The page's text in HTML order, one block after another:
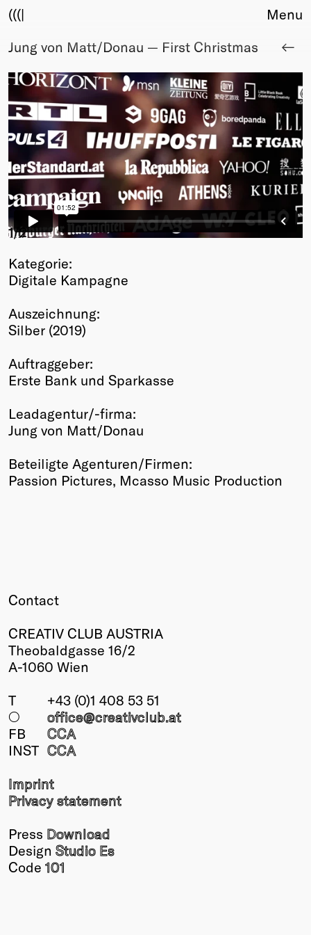
(((|
About
Award
Sponsors
Fair Work
TBD
Events
Upcoming
Past
Membership
Members
Young Creatives
Winners
Past
Annual
Menu
Jung von Matt/Donau — First Christmas
1/2
Kategorie:
Digitale Kampagne
Auszeichnung:
Silber (2019)
Auftraggeber:
Erste Bank und Sparkasse
Leadagentur/-firma:
Jung von Matt/Donau
Beteiligte Agenturen/Firmen:
Passion Pictures, Mcasso Music Production
Contact
CREATIV CLUB AUSTRIA
Theobaldgasse 16/2
A-1060 Wien
T
+43 (0)1 408 53 51
○
office@creativclub.at
FB
CCA
INST CCA
Imprint
Privacy statement
Press Download
Design Studio Es
Code 101